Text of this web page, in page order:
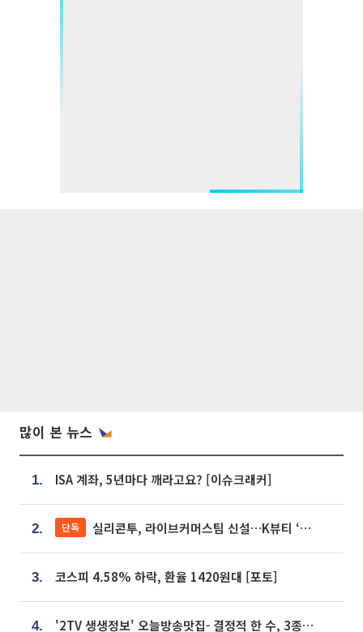
많이 본 뉴스
1. ISA 계좌, 5년마다 깨라고요? [이슈크래커]
2. 단독 실리콘투, 라이브커머스팀 신설…K뷰티 ‘글로벌 판매망’ 확대[K뷰티 라방戰]
3. 코스피 4.58% 하락, 환율 1420원대 [포토]
4. '2TV 생생정보' 오늘방송맛집- 결정적 한 수, 3종 메밀면! 메밀 소바 맛집 '의○○○○'